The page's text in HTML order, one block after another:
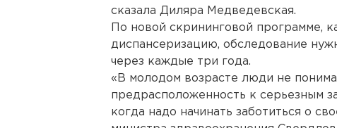
сказала Диляра Медведевская.
По новой скрининговой программе,
диспансеризацию, обследование
через каждые три года.
«В молодом возрасте люди не
предрасположенность к серьезным
когда надо начинать заботиться о